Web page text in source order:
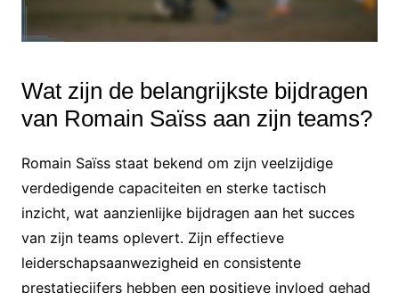
Wat zijn de belangrijkste bijdragen
van Romain Saïss aan zijn teams?
Romain Saïss staat bekend om zijn veelzijdige
verdedigende capaciteiten en sterke tactisch
inzicht, wat aanzienlijke bijdragen aan het succes
van zijn teams oplevert. Zijn effectieve
leiderschapsaanwezigheid en consistente
prestatiecijfers hebben een positieve invloed gehad